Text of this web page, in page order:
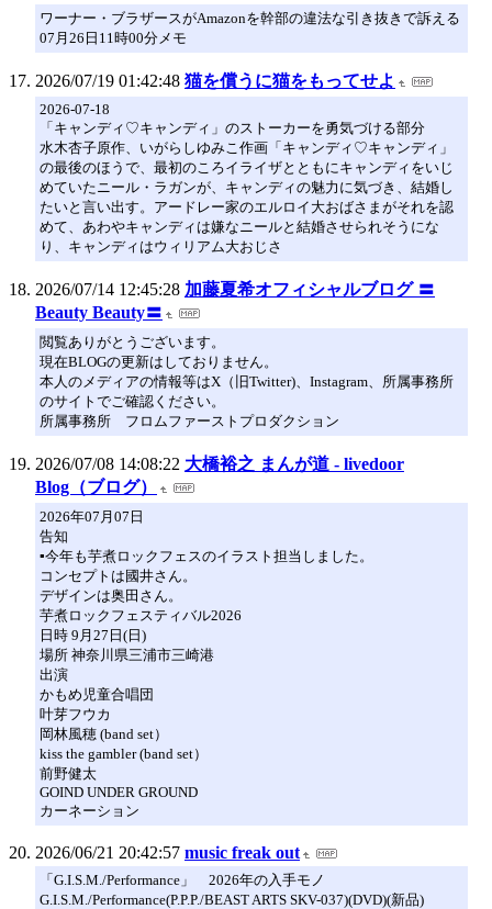
ワーナー・ブラザースがAmazonを幹部の違法な引き抜きで訴える
07月26日11時00分メモ
2026/07/19 01:42:48 猫を償うに猫をもってせよ
2026-07-18
「キャンディ♡キャンディ」のストーカーを勇気づける部分
水木杏子原作、いがらしゆみこ作画「キャンディ♡キャンディ」
の最後のほうで、最初のころイライザとともにキャンディをいじ
めていたニール・ラガンが、キャンディの魅力に気づき、結婚し
たいと言い出す。アードレー家のエルロイ大おばさまがそれを認
めて、あわやキャンディは嫌なニールと結婚させられそうにな
り、キャンディはウィリアム大おじさ
2026/07/14 12:45:28 加藤夏希オフィシャルブログ 〓
Beauty Beauty〓
閲覧ありがとうございます。
現在BLOGの更新はしておりません。
本人のメディアの情報等はX（旧Twitter)、Instagram、所属事務所
のサイトでご確認ください。
所属事務所 フロムファーストプロダクション
2026/07/08 14:08:22 大橋裕之 まんが道 - livedoor
Blog（ブログ）
2026年07月07日
告知
▪️今年も芋煮ロックフェスのイラスト担当しました。
コンセプトは國井さん。
デザインは奥田さん。
芋煮ロックフェスティバル2026
日時 9月27日(日)
場所 神奈川県三浦市三崎港
出演
かもめ児童合唱団
叶芽フウカ
岡林風穂 (band set）
kiss the gambler (band set）
前野健太
GOIND UNDER GROUND
カーネーション
2026/06/21 20:42:57 music freak out
「G.I.S.M./Performance」 2026年の入手モノ
G.I.S.M./Performance(P.P.P./BEAST ARTS SKV-037)(DVD)(新品)